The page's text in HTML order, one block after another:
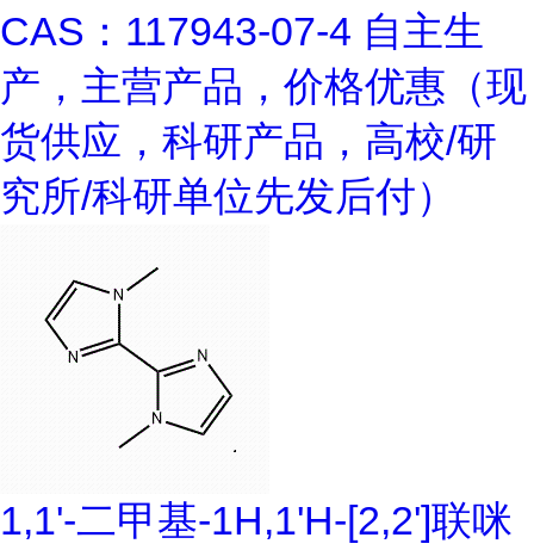
CAS：117943-07-4 自主生
产，主营产品，价格优惠（现
货供应，科研产品，高校/研
究所/科研单位先发后付）
1,1'-二甲基-1H,1'H-[2,2']联咪